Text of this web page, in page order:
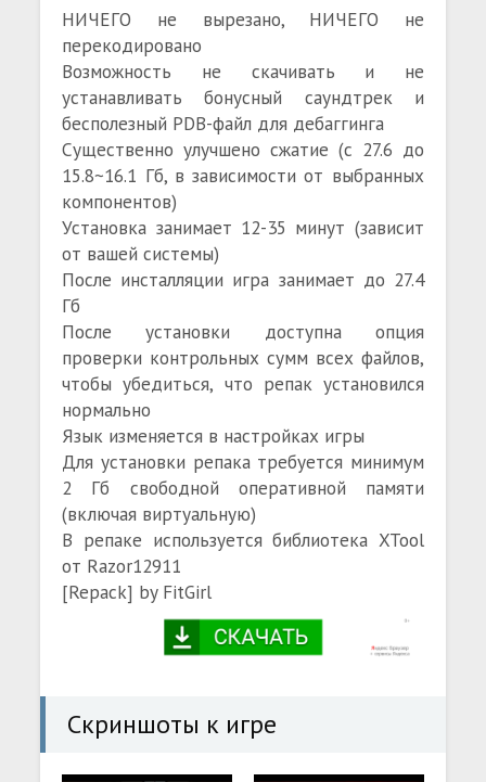
НИЧЕГО не вырезано, НИЧЕГО не
перекодировано
Возможность не скачивать и не
устанавливать бонусный саундтрек и
бесполезный PDB-файл для дебаггинга
Существенно улучшено сжатие (с 27.6 до
15.8~16.1 Гб, в зависимости от выбранных
компонентов)
Установка занимает 12-35 минут (зависит
от вашей системы)
После инсталляции игра занимает до 27.4
Гб
После установки доступна опция
проверки контрольных сумм всех файлов,
чтобы убедиться, что репак установился
нормально
Язык изменяется в настройках игры
Для установки репака требуется минимум
2 Гб свободной оперативной памяти
(включая виртуальную)
В репаке используется библиотека XTool
от Razor12911
[Repack] by FitGirl
Скриншоты к игре